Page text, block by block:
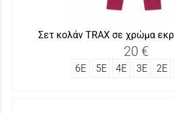
Σετ κολάν TRAX σε χρώμα
20 €
6Ε 5Ε 4Ε 3Ε 2Ε